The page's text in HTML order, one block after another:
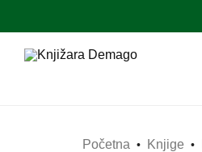
Početna • Knjige •